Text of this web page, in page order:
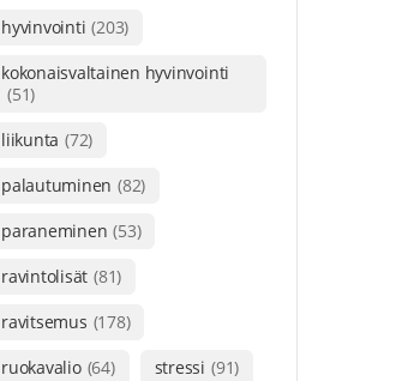
hyvinvointi (203)
kokonaisvaltainen hyvinvointi
(51)
liikunta (72)
palautuminen (82)
paraneminen (53)
ravintolisät (81)
ravitsemus (178)
ruokavalio (64) stressi (91)